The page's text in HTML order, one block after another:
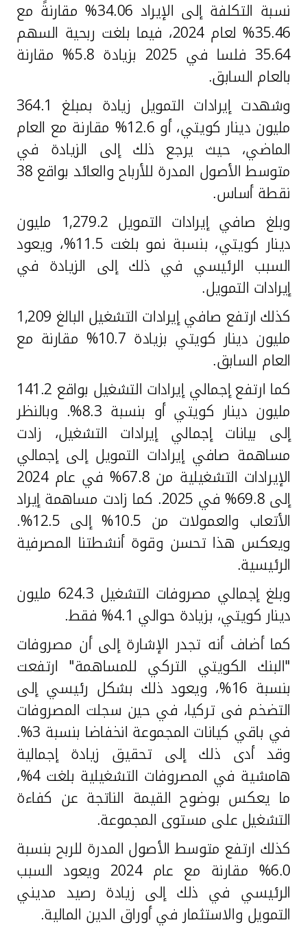
نسبة التكلفة إلى الإيراد 34.06% مقارنةً مع
35.46% لعام 2024، فيما بلغت ربحية السهم
35.64 فلسا في 2025 بزيادة 5.8% مقارنة
بالعام السابق.
وشهدت إيرادات التمويل زيادة بمبلغ 364.1
مليون دينار كويتي، أو 12.6% مقارنة مع العام
الماضي، حيث يرجع ذلك إلى الزيادة في
متوسط الأصول المدرة للأرباح والعائد بواقع 38
نقطة أساس.
و
بلغ صافي إيرادات التمويل 1,279.2 مليون
دينار كويتي، بنسبة نمو بلغت 11.5%، ويعود
السبب الرئيسي في ذلك إلى الزيادة في
إيرادات التمويل.
كذلك
ارتفع صافي إيرادات التشغيل البالغ 1,209
مليون دينار كويتي بزيادة 10.7% مقارنة مع
العام السابق.
كما ارتفع إجمالي إيرادات التشغيل بواقع 141.2
مليون دينار كويتي أو بنسبة 8.3%. وبالنظر
إلى بيانات إجمالي إيرادات التشغيل، زادت
مساهمة صافي إيرادات التمويل إلى إجمالي
الإيرادات التشغيلية من 67.8% في عام 2024
إلى 69.8% في 2025. كما زادت مساهمة إيراد
الأتعاب والعمولات من 10.5% إلى 12.5%.
ويعكس هذا تحسن وقوة أنشطتنا المصرفية
الرئيسية.
وبلغ إجمالي مصروفات التشغيل 624.3 مليون
دينار كويتي، بزيادة حوالي 4.1% فقط.
كما أضاف أنه تجدر الإشارة إلى أن مصروفات
"البنك الكويتي التركي للمساهمة" ارتفعت
بنسبة 16%، ويعود ذلك بشكل رئيسي إلى
التضخم فى تركيا، في حين سجلت المصروفات
في باقي كيانات المجموعة انخفاضا بنسبة 3%.
وقد أدى ذلك إلى تحقيق زيادة إجمالية
هامشية في المصروفات التشغيلية بلغت 4%،
ما يعكس بوضوح القيمة الناتجة عن كفاءة
التشغيل على مستوى المجموعة.
كذلك ارتفع متوسط الأصول المدرة للربح بنسبة
6.0% مقارنة مع عام 2024 ويعود السبب
الرئيسي في ذلك إلى زيادة رصيد مديني
التمويل والاستثمار في أوراق الدين المالية.